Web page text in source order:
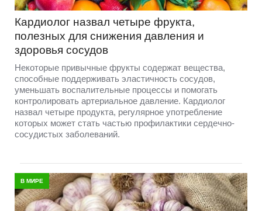
Кардиолог назвал четыре фрукта,
полезных для снижения давления и
здоровья сосудов
Некоторые привычные фрукты содержат вещества,
способные поддерживать эластичность сосудов,
уменьшать воспалительные процессы и помогать
контролировать артериальное давление. Кардиолог
назвал четыре продукта, регулярное употребление
которых может стать частью профилактики сердечно-
сосудистых заболеваний.
В МИРЕ